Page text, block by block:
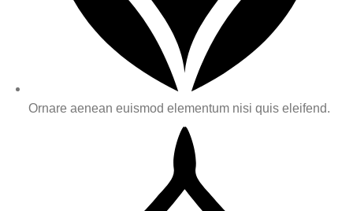
Ornare aenean euismod elementum nisi quis eleifend.